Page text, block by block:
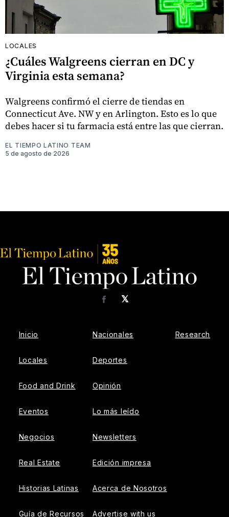
LOCALES
¿Cuáles Walgreens cierran en DC y
Virginia esta semana?
Walgreens confirmó el cierre de tiendas en
Connecticut Ave. NW y en Arlington. Esto es lo que
debes hacer si tu farmacia está entre las que cierran.
EL TIEMPO LATINO TEAM
5 de agosto de 2026
𝕏
Facebook
Inicio
Locales
Food and Drink
Eventos
Negocios
Real Estate
Historias Latinas
Guía de Recursos
Nacionales
Deportes
Opinión
Lo más leído
Newsletters
Edición impresa
Acerca de Nosotros
Advertise with us
Research